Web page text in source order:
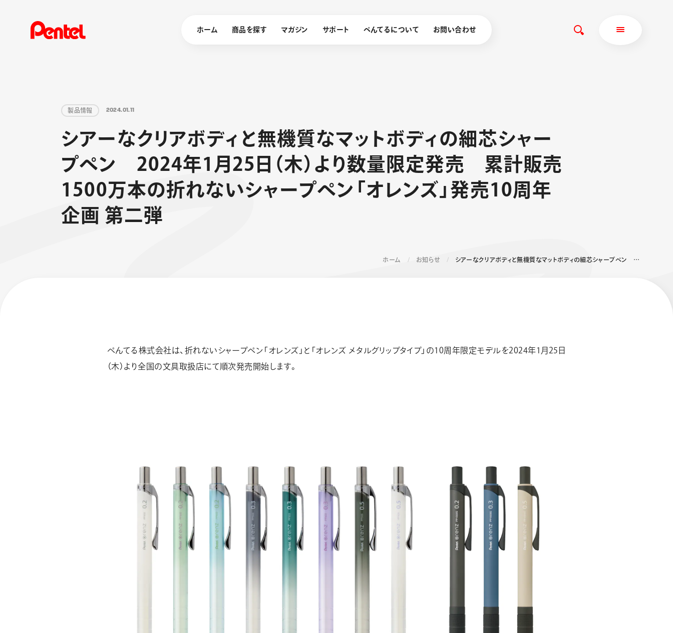
ホーム 商品を探す マガジン サポート ぺんてるについて お問い合わせ
エナージェル サインペン オレンズ
ペン
マーカー
シャープペン
消し具
ブラッシュ（筆）
画材
ぺんてるについて
メッセージ
運営会社
フローチューン 限定
Skyly Design
アートクレヨン くるりら エナージェル コハレ
スマッシュ 限定 ダイヤ
製品情報 2024.01.11
シアーなクリアボディ と無機質なマッ トボディ の細 芯シャー
プペン 2024年1 月 25 日 （木） よ り数量 限定発売 累計販売
1 500万本の折れないシャープペン 「 オ レンズ 」 発売1 0周 年
企画 第二弾
ホーム お知らせ シアーなクリアボディと無機質なマットボディの細芯シャープペン 2024年1月25日（木）より数量限定発売 累計販売1500万本の折れないシャープペン「オレンズ」発売10周年企画 第二弾
ぺんてる株式会社は、折れないシャープペン「オレンズ」と「オレンズ メタルグリップタイプ」の10周年限定モデルを2024年1月25日
（木）より全国の文具取扱店にて順次発売開始します。